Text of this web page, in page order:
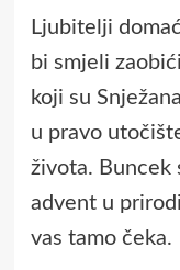
Ljubitelji
bi smjeli zaobići
koji su
u pravo
života. Buncek
advent u
vas tamo čeka.